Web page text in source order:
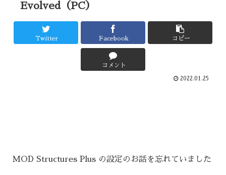
Evolved（PC）
Twitter Facebook コピー
コメント
2022.01.25
MOD Structures Plus の設定のお話を忘れていました